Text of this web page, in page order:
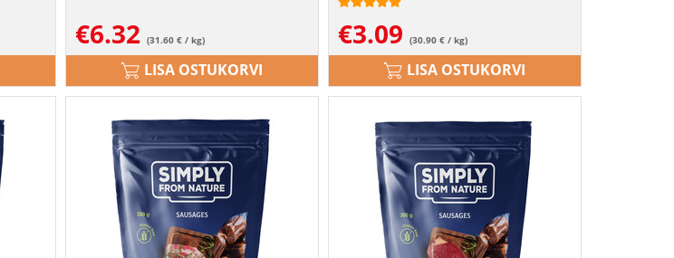
€6.32 (31.60 € / kg)
LISA OSTUKORVI
€3.09 (30.90 € / kg)
LISA OSTUKORVI